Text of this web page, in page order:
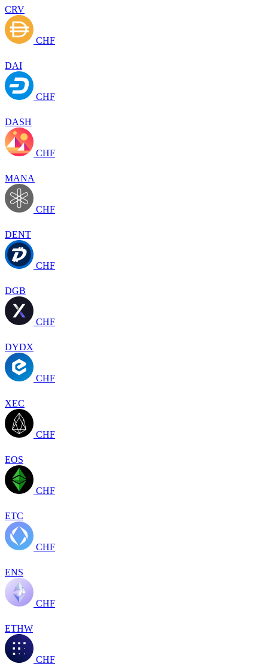
CRV
CHF
DAI
CHF
DASH
CHF
MANA
CHF
DENT
CHF
DGB
CHF
DYDX
CHF
XEC
CHF
EOS
CHF
ETC
CHF
ENS
CHF
ETHW
CHF